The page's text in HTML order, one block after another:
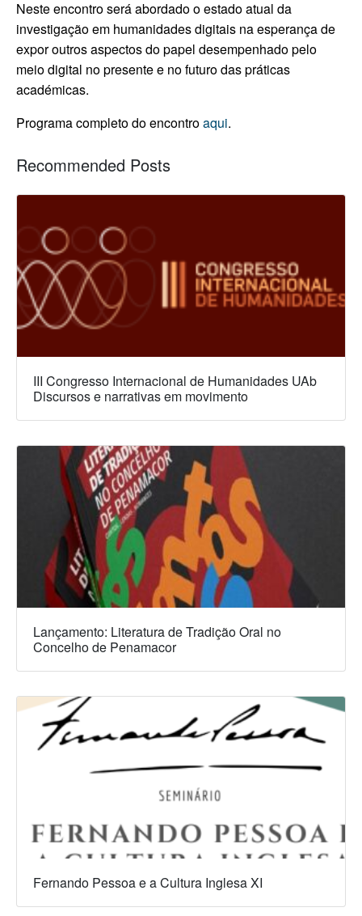
Neste encontro será abordado o estado atual da
investigação em humanidades digitais na esperança de
expor outros aspectos do papel desempenhado pelo
meio digital no presente e no futuro das práticas
académicas.
Programa completo do encontroaqui.
Recommended Posts
III Congresso Internacional de Humanidades UAb
Discursos e narrativas em movimento
Lançamento: Literatura de Tradição Oral no
Concelho de Penamacor
Fernando Pessoa e a Cultura Inglesa XI